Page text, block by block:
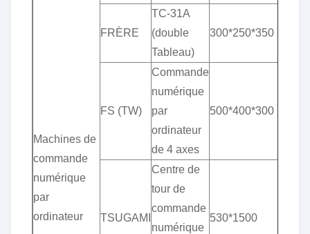
Machines de
commande
numérique
par
ordinateur
FRÈRE
TC-31A
(double
Tableau)
300*250*350
FS (TW)
Commande
numérique
par
ordinateur
de 4 axes
500*400*300
TSUGAMI
Centre de
tour de
commande
numérique
530*1500